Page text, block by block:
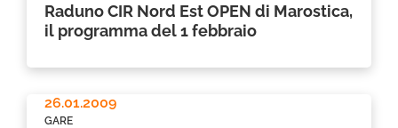
Raduno CIR Nord Est OPEN di Marostica,
il programma del 1 febbraio
26.01.2009
GARE